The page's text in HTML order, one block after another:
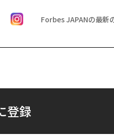
Forbes JAPANの最新
登録